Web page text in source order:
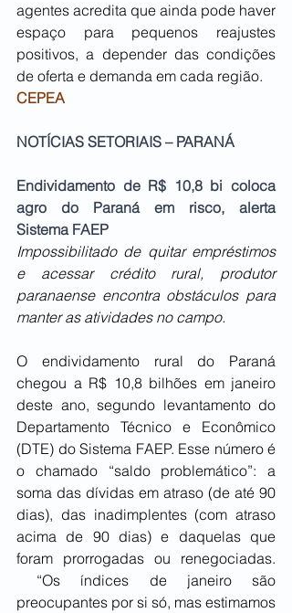
agentes acredita que ainda pode haver
espaço para pequenos reajustes
positivos, a depender das condições
de oferta e demanda em cada região.
CEPEA
NOTÍCIAS SETORIAIS – PARANÁ
Endividamento de R$ 10,8 bi coloca
agro do Paraná em risco, alerta
Sistema FAEP
Impossibilitado de quitar empréstimos
e acessar crédito rural, produtor
paranaense encontra obstáculos para
manter as atividades no campo.
O endividamento rural do Paraná
chegou a R$ 10,8 bilhões em janeiro
deste ano, segundo levantamento do
Departamento Técnico e Econômico
(DTE) do Sistema FAEP. Esse número é
o chamado “saldo problemático”: a
soma das dívidas em atraso (de até 90
dias), das inadimplentes (com atraso
acima de 90 dias) e daquelas que
foram prorrogadas ou renegociadas.
“Os índices de janeiro são
preocupantes por si só, mas estimamos